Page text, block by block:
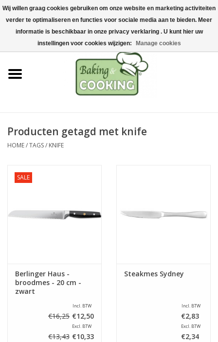
Home
Bak-& kookgerei
Machines & onderdelen
Chocolade & ijsbereiding
Hygiëne & opslag
Grondstoffen & Presentatie
Producten getagd met knife
HOME/TAGS/ KNIFE
SALE
Berlinger Haus -
broodmes - 20 cm -
zwart
Incl. BTW
€16,25 €12,50
Excl. BTW
€13,43 €10,33
Steakmes Sydney
Incl. BTW
€2,83
Excl. BTW
€2,34
Wij willen graag cookies gebruiken om onze website en marketing activiteiten
verder te optimaliseren en functies voor sociale media aan te bieden. Meer
informatie is beschikbaar in onze privacy verklaring . U kunt hier uw
instellingen voor cookies wijzigen:
Manage cookies